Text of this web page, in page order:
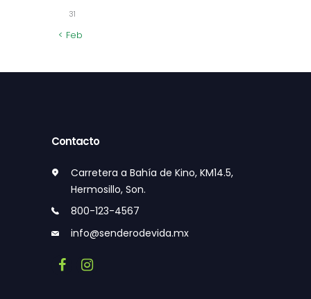
31
« Feb
Contacto
Carretera a Bahía de Kino, KM14.5,
Hermosillo, Son.
800-123-4567
info@senderodevida.mx